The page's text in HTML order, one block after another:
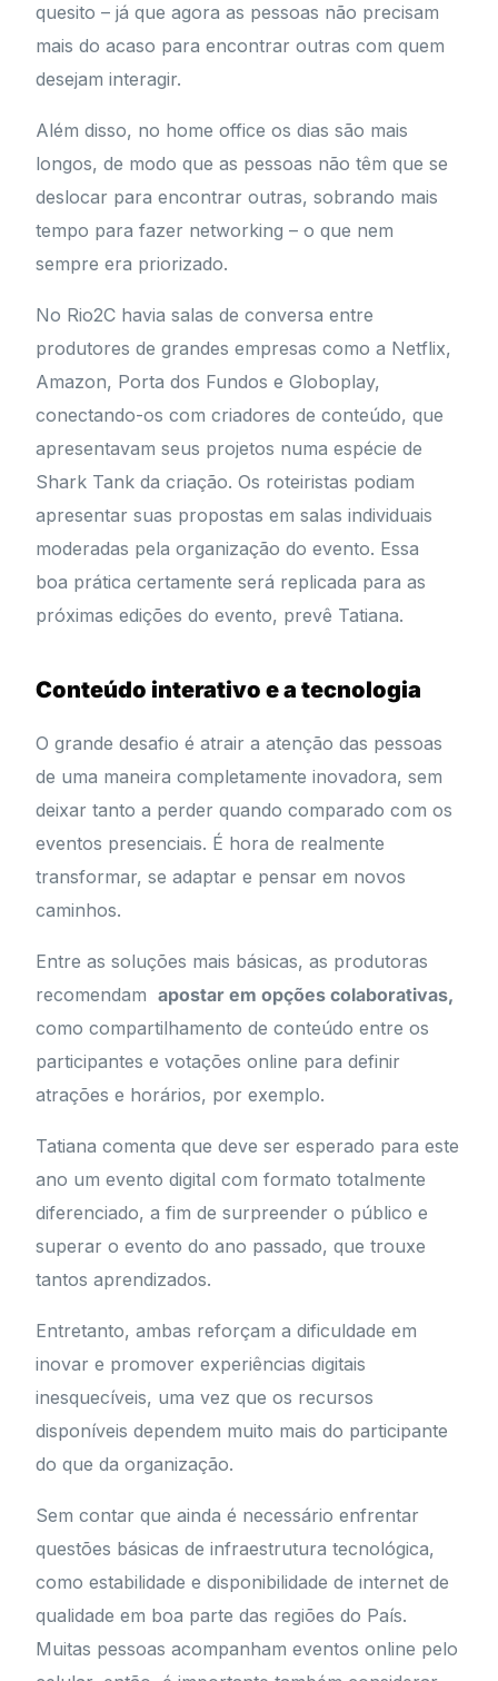
quesito – já que agora as pessoas não precisam
mais do acaso para encontrar outras com quem
desejam interagir.
Além disso, no home office os dias são mais
longos, de modo que as pessoas não têm que se
deslocar para encontrar outras, sobrando mais
tempo para fazer networking – o que nem
sempre era priorizado.
No Rio2C havia salas de conversa entre
produtores de grandes empresas como a Netflix,
Amazon, Porta dos Fundos e Globoplay,
conectando-os com criadores de conteúdo, que
apresentavam seus projetos numa espécie de
Shark Tank da criação. Os roteiristas podiam
apresentar suas propostas em salas individuais
moderadas pela organização do evento. Essa
boa prática certamente será replicada para as
próximas edições do evento, prevê Tatiana.
Conteúdo interativo e a tecnologia
O grande desafio é atrair a atenção das pessoas
de uma maneira completamente inovadora, sem
deixar tanto a perder quando comparado com os
eventos presenciais. É hora de realmente
transformar, se adaptar e pensar em novos
caminhos.
Entre as soluções mais básicas, as produtoras
recomendamapostar em opções colaborativas,
como compartilhamento de conteúdo entre os
participantes e votações online para definir
atrações e horários, por exemplo.
Tatiana comenta que deve ser esperado para este
ano um evento digital com formato totalmente
diferenciado, a fim de surpreender o público e
superar o evento do ano passado, que trouxe
tantos aprendizados.
Entretanto, ambas reforçam a dificuldade em
inovar e promover experiências digitais
inesquecíveis, uma vez que os recursos
disponíveis dependem muito mais do participante
do que da organização.
Sem contar que ainda é necessário enfrentar
questões básicas de infraestrutura tecnológica,
como estabilidade e disponibilidade de internet de
qualidade em boa parte das regiões do País.
Muitas pessoas acompanham eventos online pelo